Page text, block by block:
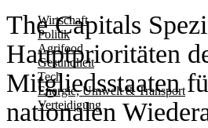
Wirtschaft
Politik
Agrifood
Gesundheit
Tech
Energie, Umwelt & Transport
Verteidigung
The Capitals
Hauptprioritäten
Mitgliedsstaaten
nationalen